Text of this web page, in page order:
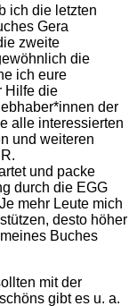
ich die letzten
Gera
zweite
die
ich eure
Hilfe die
der
alle interessierten
und weiteren
und packe
durch die EGG
mehr Leute mich
desto höher
Buches
mit der
gibt es u. a.